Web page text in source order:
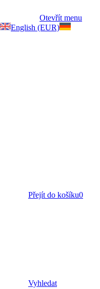
Otevřít menu
English (EUR)
Přejít do košíku0
Vyhledat